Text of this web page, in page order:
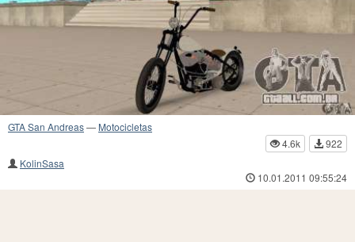
GTA San Andreas— Motocicletas
4.6k
922
KolinSasa
10.01.2011 09:55:24